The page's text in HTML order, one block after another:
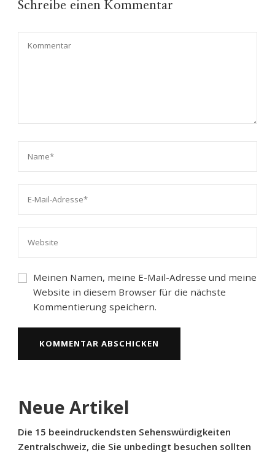
Schreibe einen Kommentar
Meinen Namen, meine E-Mail-Adresse und meine
Website in diesem Browser für die nächste
Kommentierung speichern.
Neue Artikel
Die 15 beeindruckendsten Sehenswürdigkeiten
Zentralschweiz, die Sie unbedingt besuchen sollten